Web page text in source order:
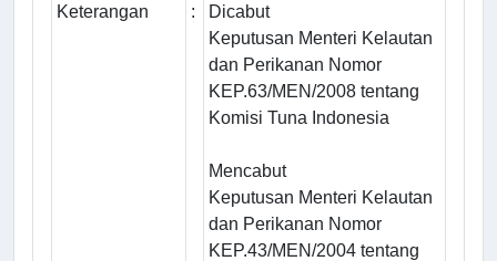
Keterangan
:
Dicabut
Keputusan Menteri Kelautan
dan Perikanan Nomor
KEP.63/MEN/2008 tentang
Komisi Tuna Indonesia
Mencabut
Keputusan Menteri Kelautan
dan Perikanan Nomor
KEP.43/MEN/2004 tentang